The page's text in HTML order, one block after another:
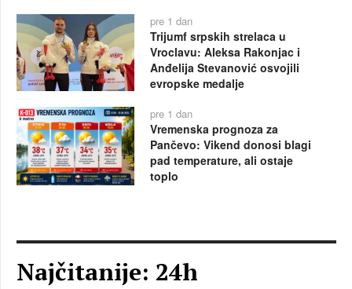
pre 1 dan
Trijumf srpskih strelaca u
Vroclavu: Aleksa Rakonjac i
Anđelija Stevanović osvojili
evropske medalje
pre 1 dan
Vremenska prognoza za
Pančevo: Vikend donosi blagi
pad temperature, ali ostaje
toplo
Najčitanije: 24h